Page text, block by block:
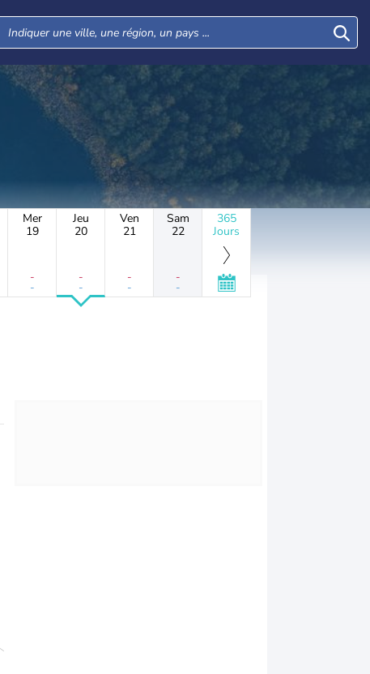
Mer
19
-
-
Jeu
20
-
-
Ven
21
-
-
Sam
22
-
-
365
Jours